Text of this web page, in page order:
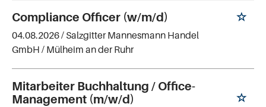
Compliance Officer (w/m/d)
04.08.2026 / Salzgitter Mannesmann Handel
GmbH / Mülheim an der Ruhr
Mitarbeiter Buchhaltung / Office-
Management (m/w/d)